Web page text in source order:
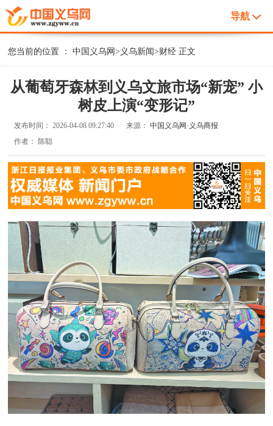
导航
您当前的位置 ：中国义乌网> 义乌新闻>财经 正文
从葡萄牙森林到义乌文旅市场“新宠” 小
树皮上演“变形记”
发布时间：2026-04-08 09:27:40 来源：中国义乌网·义乌商报
作者：陈聪